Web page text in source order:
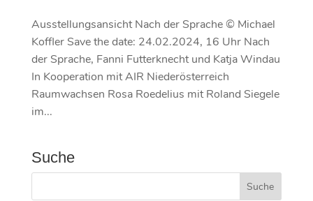
Ausstellungsansicht Nach der Sprache © Michael
Koffler Save the date: 24.02.2024, 16 Uhr Nach
der Sprache, Fanni Futterknecht und Katja Windau
In Kooperation mit AIR Niederösterreich
Raumwachsen Rosa Roedelius mit Roland Siegele
im...
Suche